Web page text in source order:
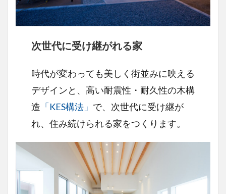
次世代に受け継がれる家
時代が変わっても美しく街並みに映える
デザインと、高い耐震性・耐久性の木構
造 「KES構法」 で、次世代に受け継が
れ、住み続けられる家をつくります。